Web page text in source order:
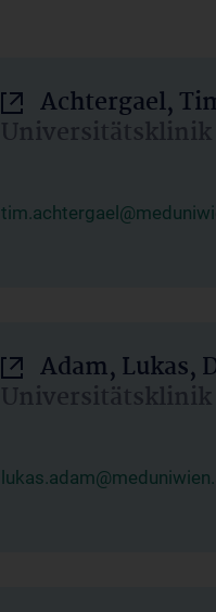
Achtergael,
Universitätsklinik
Adam, Lukas,
Universitätsklinik